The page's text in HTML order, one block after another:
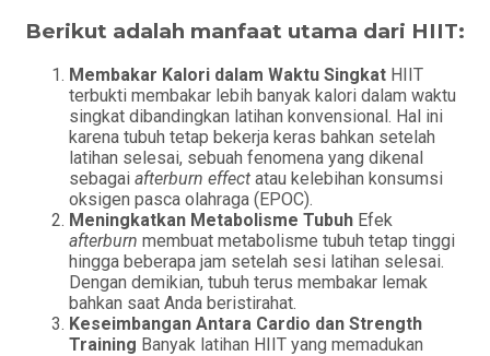
Berikut adalah manfaat utama dari HIIT:
Membakar Kalori dalam Waktu Singkat HIIT
terbukti membakar lebih banyak kalori dalam waktu
singkat dibandingkan latihan konvensional. Hal ini
karena tubuh tetap bekerja keras bahkan setelah
latihan selesai, sebuah fenomena yang dikenal
sebagai afterburn effect atau kelebihan konsumsi
oksigen pasca olahraga (EPOC).
Meningkatkan Metabolisme Tubuh Efek
afterburn membuat metabolisme tubuh tetap tinggi
hingga beberapa jam setelah sesi latihan selesai.
Dengan demikian, tubuh terus membakar lemak
bahkan saat Anda beristirahat.
Keseimbangan Antara Cardio dan Strength
Training Banyak latihan HIIT yang memadukan